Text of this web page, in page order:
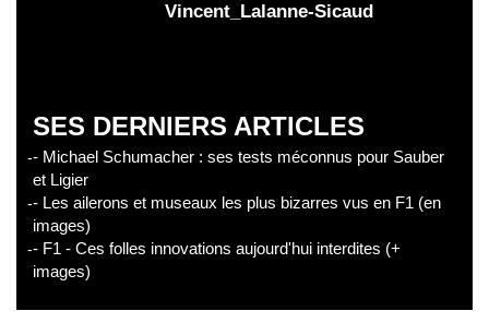
Vincent_Lalanne-Sicaud
SES DERNIERS ARTICLES
- Michael Schumacher : ses tests méconnus pour Sauber
et Ligier
- Les ailerons et museaux les plus bizarres vus en F1 (en
images)
- F1 - Ces folles innovations aujourd'hui interdites (+
images)